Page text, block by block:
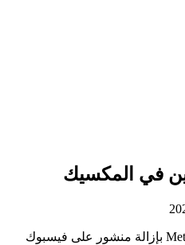
في المكسيك
تقدم مستخدم بطعن على قرار Meta بإزالة منشور على فيسبوك